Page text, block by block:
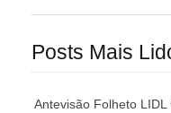
Posts Mais
Antevisão Folheto